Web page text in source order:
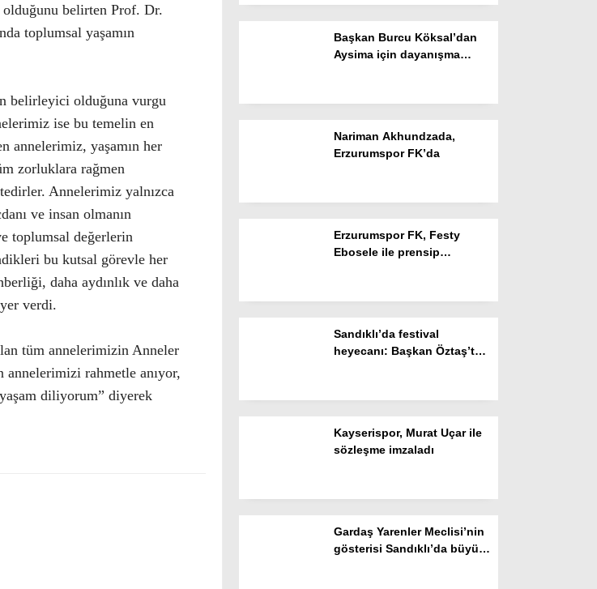
olduğunu belirten Prof. Dr.
toplumsal yaşamın
belirleyici olduğuna vurgu
ise bu temelin en
annelerimiz, yaşamın her
zorluklara rağmen
Annelerimiz yalnızca
ve insan olmanın
toplumsal değerlerin
bu kutsal görevle her
daha aydınlık ve daha
verdi.
tüm annelerimizin Anneler
rahmetle anıyor,
diliyorum” diyerek
Başkan Burcu Köksal’dan
Aysima için dayanışma
Nariman Akhundzada,
Erzurumspor FK’da
Erzurumspor FK, Festy
Ebosele ile prensip
Sandıklı’da festival
heyecanı: Başkan Öztaş’tan
Kayserispor, Murat Uçar ile
sözleşme imzaladı
Gardaş Yarenler Meclisi’nin
gösterisi Sandıklı’da büyük